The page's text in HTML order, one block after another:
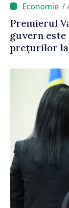
Premierul
guvern este
prețurilor la